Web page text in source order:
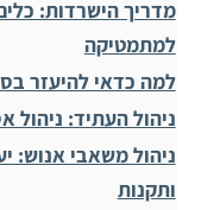
מדריך הישרדות:
למתמטיקה
למה כדאי להיעזר
ניהול העתיד: ניהול
ניהול משאבי אנוש:
ותקנות